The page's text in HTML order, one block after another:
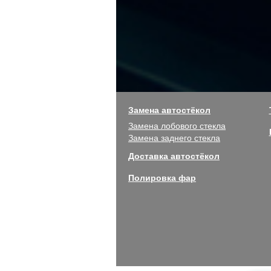
Замена автостёкол
Замена лобового стекла
Замена заднего стекла
Доставка автостёкол
Полировка фар